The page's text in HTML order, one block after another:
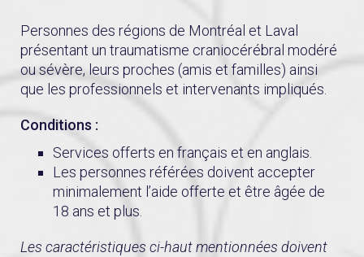
Personnes des régions de Montréal et Laval
présentant un traumatisme craniocérébral modéré
ou sévère, leurs proches (amis et familles) ainsi
que les professionnels et intervenants impliqués.
Conditions :
Services offerts en français et en anglais.
Les personnes référées doivent accepter
minimalement l’aide offerte et être âgée de
18 ans et plus.
Les caractéristiques ci-haut mentionnées doivent